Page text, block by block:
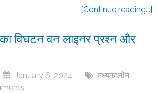
[Continue reading...]
विघटन वन लाइनर प्रश्न और
January 6, 2024
मध्यकालीन